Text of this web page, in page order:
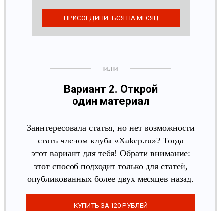
Вариант 2. Открой
один материал
Заинтересовала статья, но нет возможности
стать членом клуба «Xakep.ru»? Тогда
этот вариант для тебя! Обрати внимание:
этот способ подходит только для статей,
опубликованных более двух месяцев назад.